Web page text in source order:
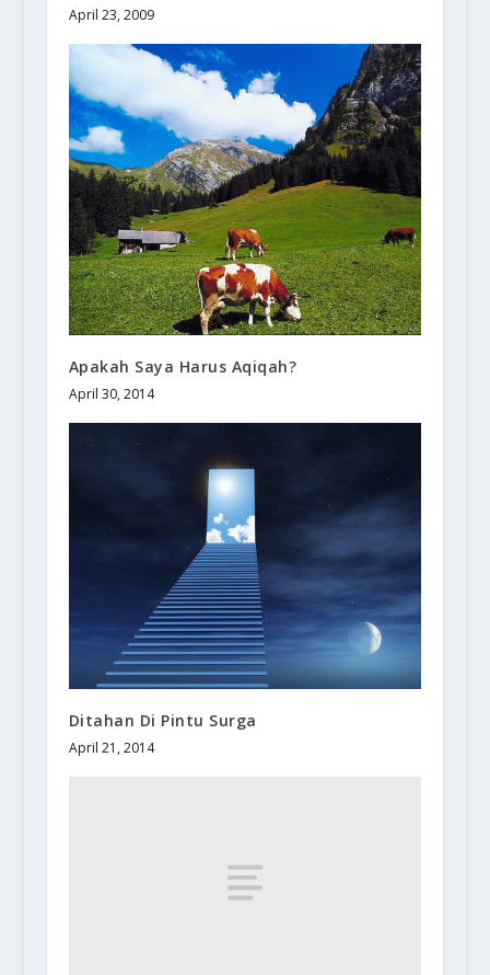
April 23, 2009
Apakah Saya Harus Aqiqah?
April 30, 2014
Ditahan Di Pintu Surga
April 21, 2014